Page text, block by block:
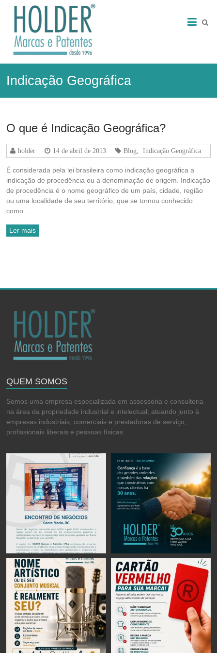
HOLDER
–
Marcas
e
Patentes
Marcas
Indicação Geográfica
O que é Indicação Geográfica?
holder 14 de abril de 2013 Blog Indicação Geográfica
É considerada pela lei brasileira como indicação geográfica a
indicação de procedência ou a denominação de origem. Indicação
de procedência é o nome geográfico de um país, cidade, região
ou uma localidade de seu território, que se tornou conhecido
como…
Ler mais
QUEM SOMOS
Somos uma empresa especializada em assessoria e consultoria
na área da propriedade industrial e intelectual, atuando junto à
empresas industriais, comerciais e prestadoras de serviço,
profissionais liberais e pessoas físicas.